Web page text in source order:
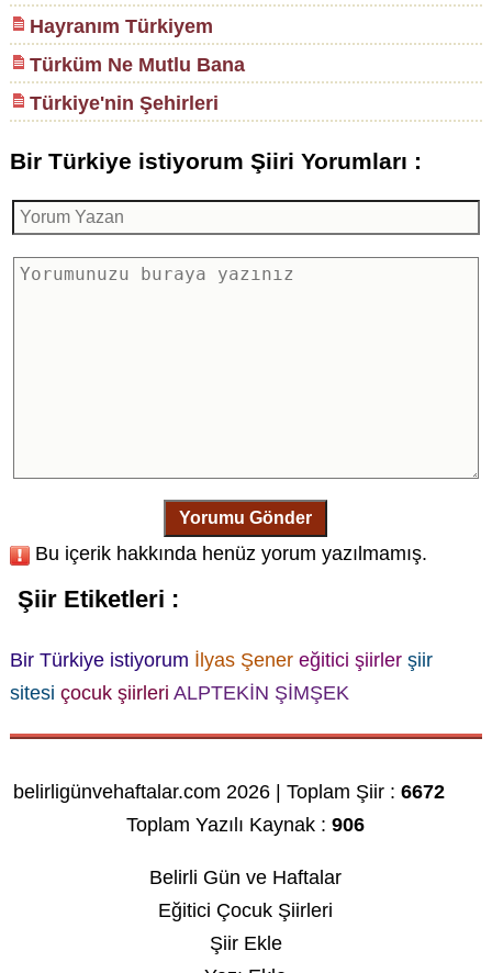
Hayranım Türkiyem
Türküm Ne Mutlu Bana
Türkiye'nin Şehirleri
Bir Türkiye istiyorum Şiiri Yorumları :
Yorumu Gönder
Bu içerik hakkında henüz yorum yazılmamış.
Şiir Etiketleri :
Bir Türkiye istiyorum İlyas Şener eğitici şiirler şiir
sitesi çocuk şiirleri ALPTEKİN ŞİMŞEK
belirligünvehaftalar.com 2026 | Toplam Şiir :6672
Toplam Yazılı Kaynak :906
Belirli Gün ve Haftalar
Eğitici Çocuk Şiirleri
Şiir Ekle